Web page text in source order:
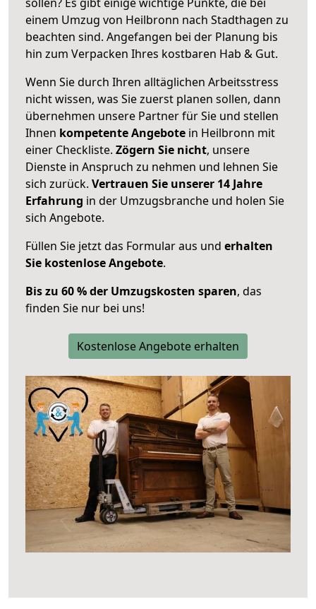
einem Umzug von Heilbronn nach Stadthagen zu
beachten sind. Angefangen bei der Planung bis
hin zum Verpacken Ihres kostbaren Hab & Gut.
Wenn Sie durch Ihren alltäglichen Arbeitsstress
nicht wissen, was Sie zuerst planen sollen, dann
übernehmen unsere Partner für Sie und stellen
Ihnen kompetente Angebote in Heilbronn mit
einer Checkliste. Zögern Sie nicht, unsere
Dienste in Anspruch zu nehmen und lehnen Sie
sich zurück. Vertrauen Sie unserer 14 Jahre
Erfahrung in der Umzugsbranche und holen Sie
sich Angebote.
Füllen Sie jetzt das Formular aus und erhalten
Sie kostenlose Angebote.
Bis zu 60 % der Umzugskosten sparen, das
finden Sie nur bei uns!
Kostenlose Angebote erhalten